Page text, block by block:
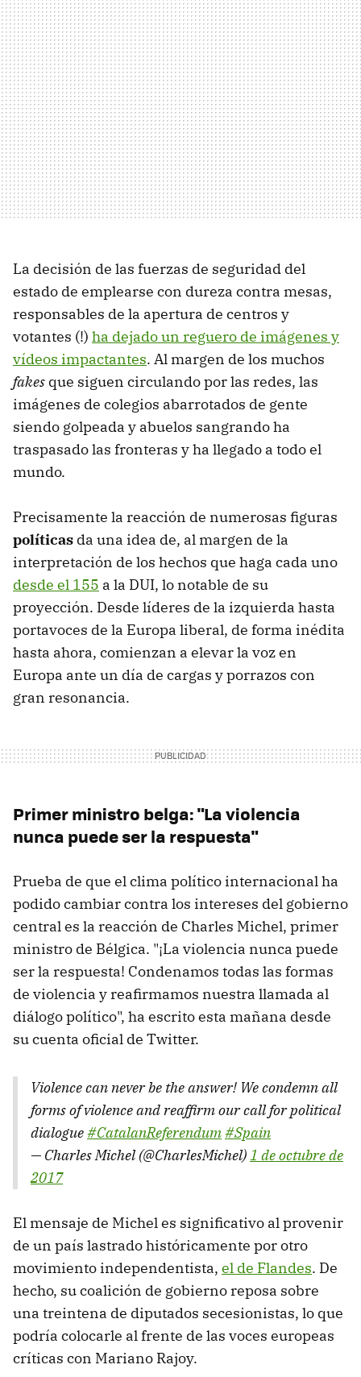
La decisión de las fuerzas de seguridad del
estado de emplearse con dureza contra mesas,
responsables de la apertura de centros y
votantes (!) ha dejado un reguero de imágenes y
vídeos impactantes. Al margen de los muchos
fakes que siguen circulando por las redes, las
imágenes de colegios abarrotados de gente
siendo golpeada y abuelos sangrando ha
traspasado las fronteras y ha llegado a todo el
mundo.
Precisamente la reacción de numerosas figuras
políticas da una idea de, al margen de la
interpretación de los hechos que haga cada uno
desde el 155 a la DUI, lo notable de su
proyección. Desde líderes de la izquierda hasta
portavoces de la Europa liberal, de forma inédita
hasta ahora, comienzan a elevar la voz en
Europa ante un día de cargas y porrazos con
gran resonancia.
Primer ministro belga: "La violencia
nunca puede ser la respuesta"
Prueba de que el clima político internacional ha
podido cambiar contra los intereses del gobierno
central es la reacción de Charles Michel, primer
ministro de Bélgica. "¡La violencia nunca puede
ser la respuesta! Condenamos todas las formas
de violencia y reafirmamos nuestra llamada al
diálogo político", ha escrito esta mañana desde
su cuenta oficial de Twitter.
Violence can never be the answer! We condemn all
forms of violence and reaffirm our call for political
dialogue#CatalanReferendum#Spain
— Charles Michel (@CharlesMichel)1 de octubre de
2017
El mensaje de Michel es significativo al provenir
de un país lastrado históricamente por otro
movimiento independentista, el de Flandes. De
hecho, su coalición de gobierno reposa sobre
una treintena de diputados secesionistas, lo que
podría colocarle al frente de las voces europeas
críticas con Mariano Rajoy.